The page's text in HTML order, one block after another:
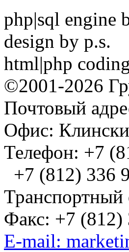
php|sql engine
design by p.s.
html|php
©2001-2026
Почтовый
Офис:
Телефон: +7
+7 (812) 336
Транспортный
Факс: +7 (812)
E-mail: